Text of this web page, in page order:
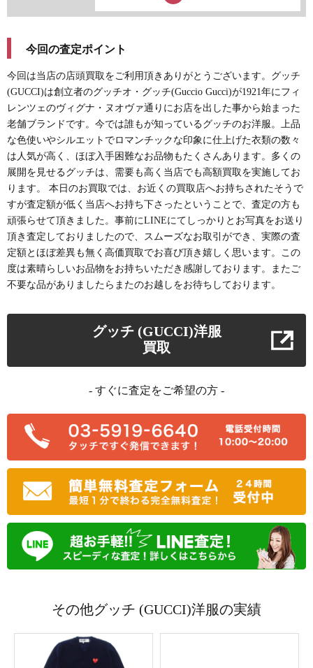
今回の査定ポイント
今回は当店の店頭買取をご利用頂きありがとうございます。 グッチ
(GUCCI)は創立者のグッチオ・グッチ(Guccio Gucci)が1921年にフィ
レンツェのヴィグナ・ヌオヴァ通りにお店を出した事から始まった
老舗ブランドです。今では誰もが知っているグッチのお洋服。上品
な色使いやシルエットでロマンチックな印象に仕上げた衣類の数々
は人気が高く、ほぼ入手困難なお品物もたくさんあります。多くの
展開を見せるグッチは、需要も高く当店でも高額買取を実施してお
ります。 本日のお買取では、お近くの買取店へお持ちされたそうで
すが査定額が低く当店へお持ち下さったということで、査定の方も
頑張らせて頂きました。事前にLINEにてしっかりとお写真をお送り
頂き査定しておりましたので、スムーズなお取引ができ、実際の査
定額とほぼ差異も無く高価買取でお喜び頂き嬉しく思います。この
度は素晴らしいお品物をお持ちいただき感謝しております。またご
不要な品がありましたらまたのお越しをお待ちしております。
グッチ (GUCCI)洋服
買取
- すぐに査定をご希望の方 -
その他グッチ (GUCCI)洋服の実績